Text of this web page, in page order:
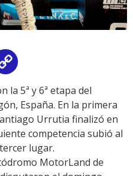
Link
la 5ª y 6ª etapa del
España. En la primera
Urrutia finalizó en
competencia subió al
lugar.
MotorLand de